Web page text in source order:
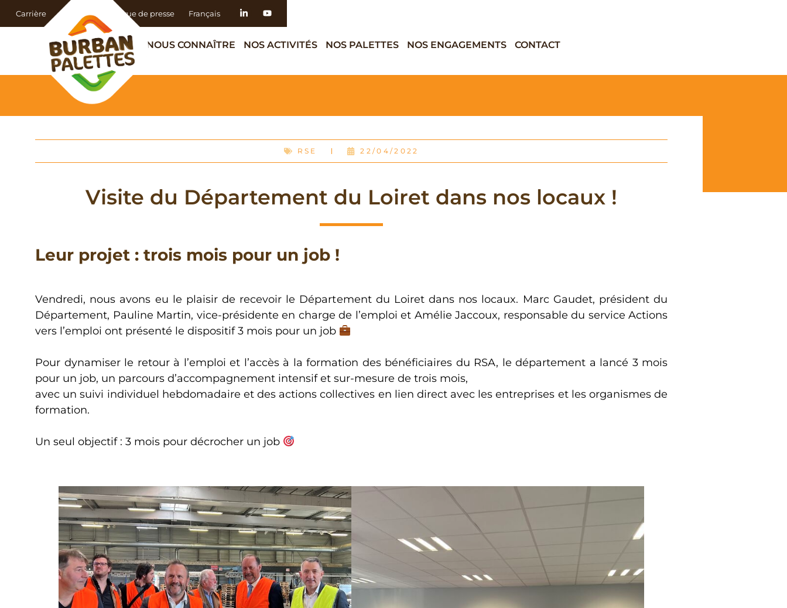
Carrière Actualités Revue de presse Français
NOUS CONNAÎTRE NOS ACTIVITÉS NOS PALETTES NOS ENGAGEMENTS CONTACT
RSE 22/04/2022
Visite du Département du Loiret dans nos locaux !
Leur projet : trois mois pour un job !
Vendredi, nous avons eu le plaisir de recevoir le Département du Loiret dans nos locaux. Marc Gaudet, président du
Département, Pauline Martin, vice-présidente en charge de l’emploi et Amélie Jaccoux, responsable du service Actions
vers l’emploi ont présenté le dispositif 3 mois pour un job
Pour dynamiser le retour à l’emploi et l’accès à la formation des bénéficiaires du RSA, le département a lancé 3 mois
pour un job, un parcours d’accompagnement intensif et sur-mesure de trois mois,
avec un suivi individuel hebdomadaire et des actions collectives en lien direct avec les entreprises et les organismes de
formation.
Un seul objectif : 3 mois pour décrocher un job